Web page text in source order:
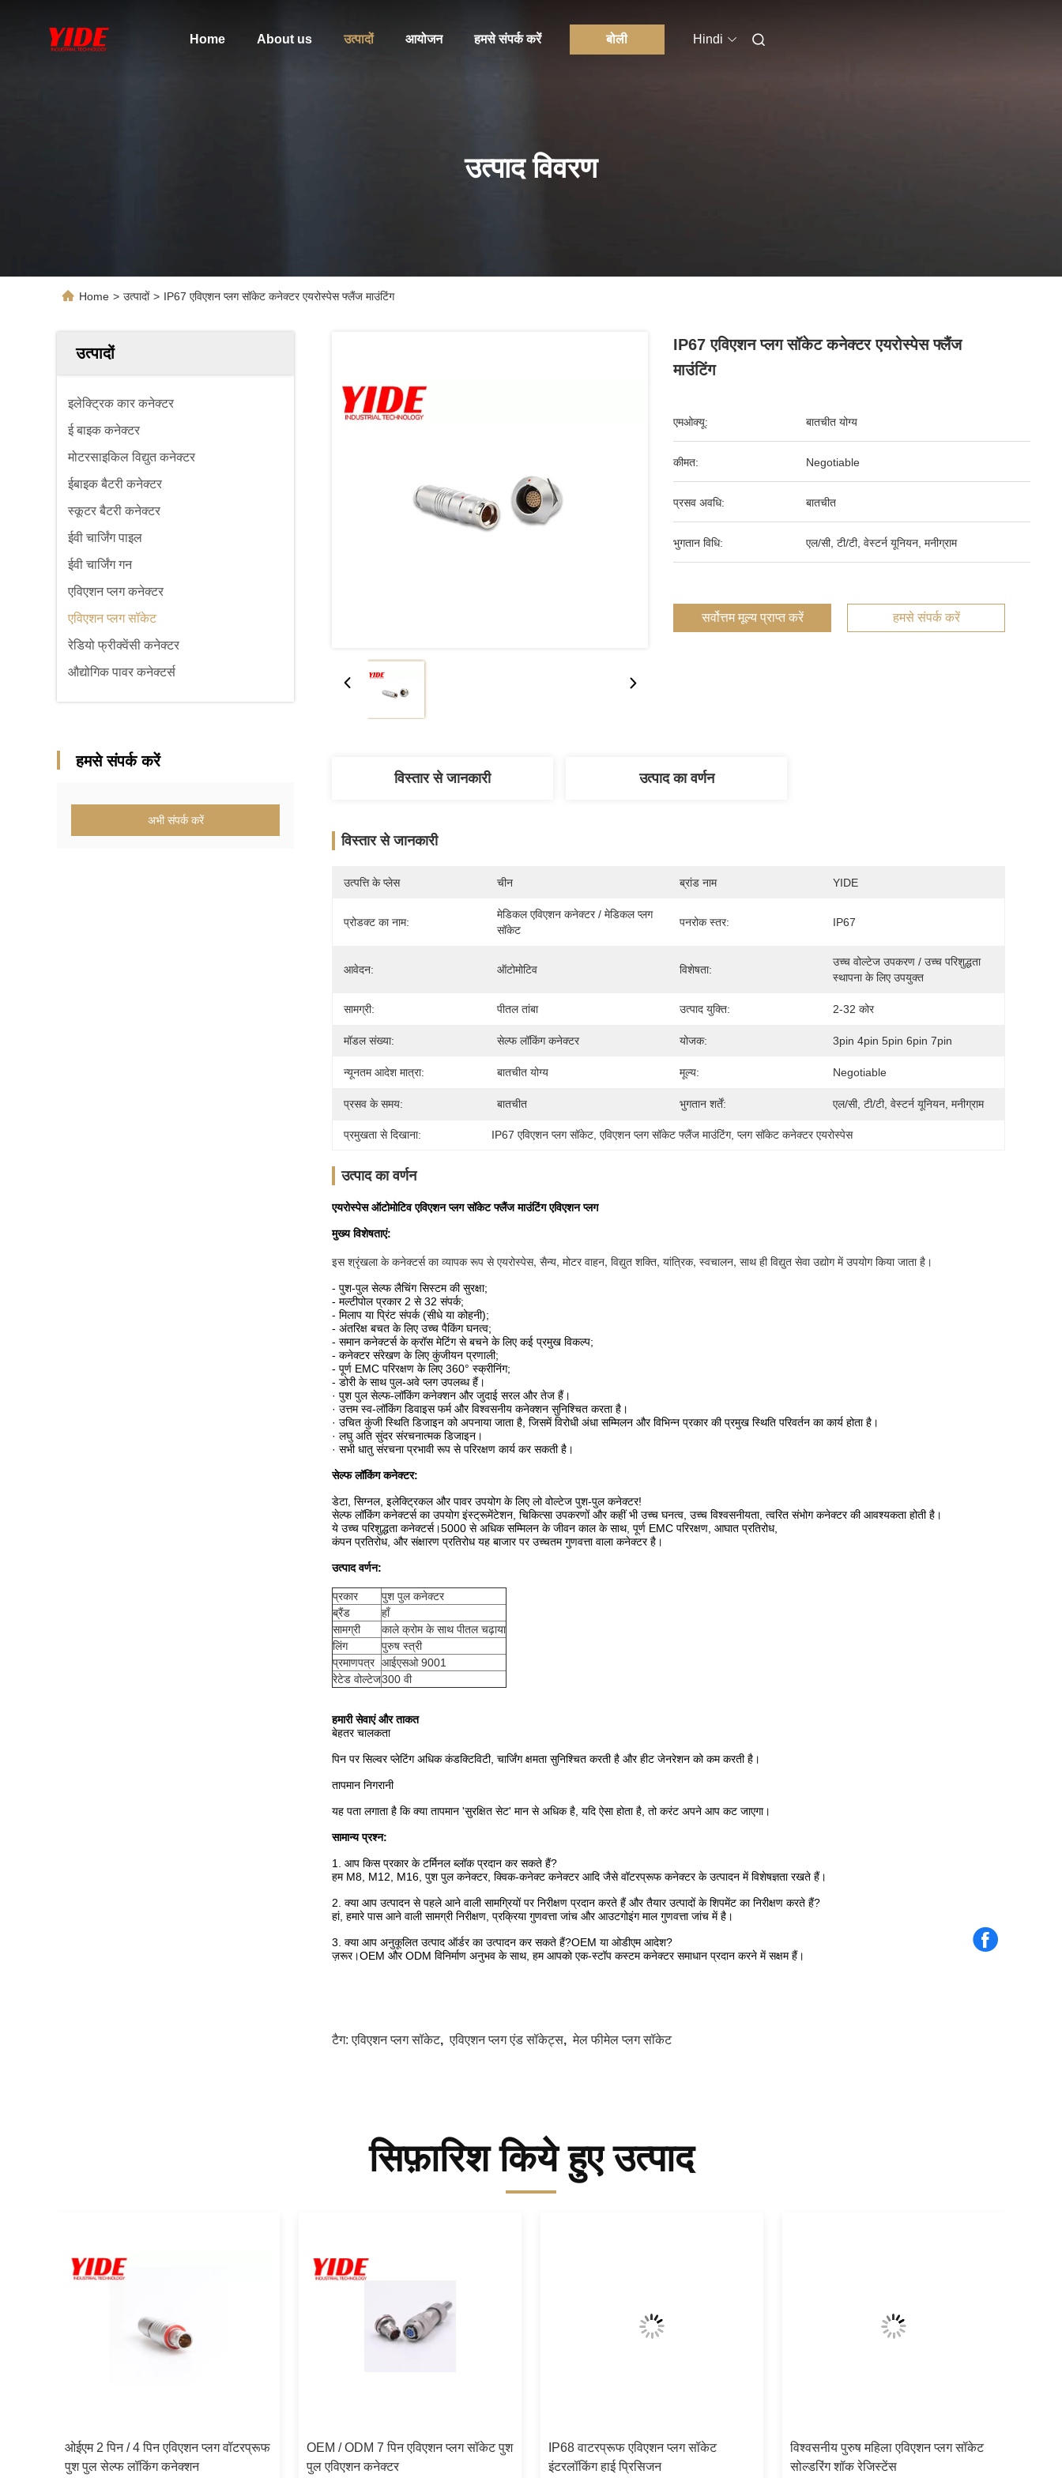
Home About us उत्पादों आयोजन हमसे संपर्क करें बोली Hindi
उत्पाद विवरण
Home > उत्पादों > IP67 एविएशन प्लग सॉकेट कनेक्टर एयरोस्पेस फ्लैंज माउंटिंग
उत्पादों
इलेक्ट्रिक कार कनेक्टर
ई बाइक कनेक्टर
मोटरसाइकिल विद्युत कनेक्टर
ईबाइक बैटरी कनेक्टर
स्कूटर बैटरी कनेक्टर
ईवी चार्जिंग पाइल
ईवी चार्जिंग गन
एविएशन प्लग कनेक्टर
एविएशन प्लग सॉकेट
रेडियो फ्रीक्वेंसी कनेक्टर
औद्योगिक पावर कनेक्टर्स
हमसे संपर्क करें
अभी संपर्क करें
IP67 एविएशन प्लग सॉकेट कनेक्टर एयरोस्पेस फ्लैंज
माउंटिंग
एमओक्यू: बातचीत योग्य
कीमत: Negotiable
प्रसव अवधि: बातचीत
भुगतान विधि: एल/सी, टी/टी, वेस्टर्न यूनियन, मनीग्राम
सर्वोत्तम मूल्य प्राप्त करें हमसे संपर्क करें
विस्तार से जानकारी उत्पाद का वर्णन
विस्तार से जानकारी
उत्पत्ति के प्लेस चीन ब्रांड नाम YIDE
प्रोडक्ट का नाम:
मेडिकल एविएशन कनेक्टर / मेडिकल प्लग
सॉकेट
पनरोक स्तर: IP67
आवेदन: ऑटोमोटिव विशेषता:
उच्च वोल्टेज उपकरण / उच्च परिशुद्धता
स्थापना के लिए उपयुक्त
सामग्री: पीतल तांबा उत्पाद युक्ति: 2-32 कोर
मॉडल संख्या: सेल्फ लॉकिंग कनेक्टर योजक: 3pin 4pin 5pin 6pin 7pin
न्यूनतम आदेश मात्रा: बातचीत योग्य मूल्य: Negotiable
प्रसव के समय: बातचीत भुगतान शर्तें: एल/सी, टी/टी, वेस्टर्न यूनियन, मनीग्राम
प्रमुखता से दिखाना: IP67 एविएशन प्लग सॉकेट , एविएशन प्लग सॉकेट फ्लैंज माउंटिंग, प्लग सॉकेट कनेक्टर एयरोस्पेस
उत्पाद का वर्णन
एयरोस्पेस ऑटोमोटिव एविएशन प्लग सॉकेट फ्लैंज माउंटिंग एविएशन प्लग
मुख्य विशेषताएं:
इस श्रृंखला के कनेक्टर्स का व्यापक रूप से एयरोस्पेस, सैन्य, मोटर वाहन, विद्युत शक्ति, यांत्रिक, स्वचालन, साथ ही विद्युत सेवा उद्योग में उपयोग किया जाता है।
- पुश-पुल सेल्फ लैचिंग सिस्टम की सुरक्षा;
- मल्टीपोल प्रकार 2 से 32 संपर्क;
- मिलाप या प्रिंट संपर्क (सीधे या कोहनी);
- अंतरिक्ष बचत के लिए उच्च पैकिंग घनत्व;
- समान कनेक्टर्स के क्रॉस मेटिंग से बचने के लिए कई प्रमुख विकल्प;
- कनेक्टर संरेखण के लिए कुंजीयन प्रणाली;
- पूर्ण EMC परिरक्षण के लिए 360° स्क्रीनिंग;
- डोरी के साथ पुल-अवे प्लग उपलब्ध हैं।
· पुश पुल सेल्फ-लॉकिंग कनेक्शन और जुदाई सरल और तेज हैं।
· उत्तम स्व-लॉकिंग डिवाइस फर्म और विश्वसनीय कनेक्शन सुनिश्चित करता है।
· उचित कुंजी स्थिति डिजाइन को अपनाया जाता है, जिसमें विरोधी अंधा सम्मिलन और विभिन्न प्रकार की प्रमुख स्थिति परिवर्तन का कार्य होता है।
· लघु अति सुंदर संरचनात्मक डिजाइन।
· सभी धातु संरचना प्रभावी रूप से परिरक्षण कार्य कर सकती है।
सेल्फ लॉकिंग कनेक्टर:
डेटा, सिग्नल, इलेक्ट्रिकल और पावर उपयोग के लिए लो वोल्टेज पुश-पुल कनेक्टर!
सेल्फ लॉकिंग कनेक्टर्स का उपयोग इंस्ट्रूमेंटेशन, चिकित्सा उपकरणों और कहीं भी उच्च घनत्व, उच्च विश्वसनीयता, त्वरित संभोग कनेक्टर की आवश्यकता होती है।
ये उच्च परिशुद्धता कनेक्टर्स।5000 से अधिक सम्मिलन के जीवन काल के साथ, पूर्ण EMC परिरक्षण, आघात प्रतिरोध,
कंपन प्रतिरोध, और संक्षारण प्रतिरोध यह बाजार पर उच्चतम गुणवत्ता वाला कनेक्टर है।
उत्पाद वर्णन:
प्रकार
पुश पुल कनेक्टर
ब्रैंड
हाँ
सामग्री
काले क्रोम के साथ पीतल चढ़ाया
लिंग
पुरुष स्त्री
प्रमाणपत्र आईएसओ 9001
रेटेड वोल्टेज300 वी
हमारी सेवाएं और ताकत
बेहतर चालकता
पिन पर सिल्वर प्लेटिंग अधिक कंडक्टिविटी, चार्जिंग क्षमता सुनिश्चित करती है और हीट जेनरेशन को कम करती है।
तापमान निगरानी
यह पता लगाता है कि क्या तापमान 'सुरक्षित सेट' मान से अधिक है, यदि ऐसा होता है, तो करंट अपने आप कट जाएगा।
सामान्य प्रश्न:
1. आप किस प्रकार के टर्मिनल ब्लॉक प्रदान कर सकते हैं?
हम M8, M12, M16, पुश पुल कनेक्टर, क्विक-कनेक्ट कनेक्टर आदि जैसे वॉटरप्रूफ कनेक्टर के उत्पादन में विशेषज्ञता रखते हैं।
2. क्या आप उत्पादन से पहले आने वाली सामग्रियों पर निरीक्षण प्रदान करते हैं और तैयार उत्पादों के शिपमेंट का निरीक्षण करते हैं?
हां, हमारे पास आने वाली सामग्री निरीक्षण, प्रक्रिया गुणवत्ता जांच और आउटगोइंग माल गुणवत्ता जांच में है।
3. क्या आप अनुकूलित उत्पाद ऑर्डर का उत्पादन कर सकते हैं?OEM या ओडीएम आदेश?
ज़रूर।OEM और ODM विनिर्माण अनुभव के साथ, हम आपको एक-स्टॉप कस्टम कनेक्टर समाधान प्रदान करने में सक्षम हैं।
टैग:एविएशन प्लग सॉकेट,एविएशन प्लग एंड सॉकेट्स,मेल फीमेल प्लग सॉकेट
सिफ़ारिश किये हुए उत्पाद
ओईएम 2 पिन / 4 पिन एविएशन प्लग वॉटरप्रूफ
पुश पुल सेल्फ लॉकिंग कनेक्शन
OEM / ODM 7 पिन एविएशन प्लग सॉकेट पुश
पुल एविएशन कनेक्टर
IP68 वाटरप्रूफ एविएशन प्लग सॉकेट
इंटरलॉकिंग हाई प्रिसिजन
विश्वसनीय पुरुष महिला एविएशन प्लग सॉकेट
सोल्डरिंग शॉक रेजिस्टेंस